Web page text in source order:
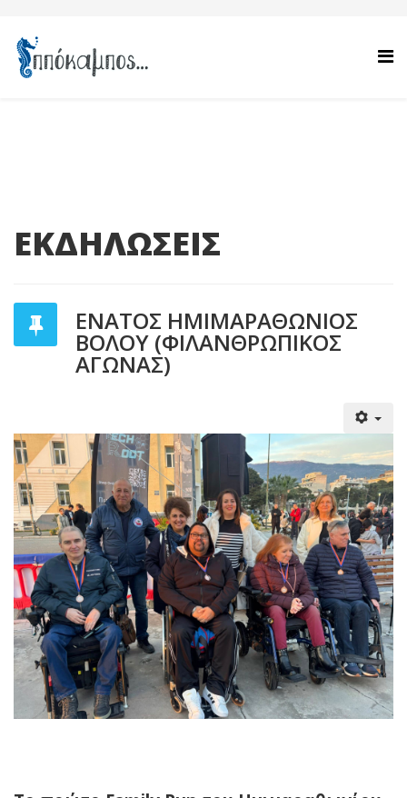
ΕΚΔΗΛΩΣΕΙΣ
ΕΝΑΤΟΣ ΗΜΙΜΑΡΑΘΩΝΙΟΣ
ΒΟΛΟΥ (ΦΙΛΑΝΘΡΩΠΙΚΟΣ
ΑΓΩΝΑΣ)